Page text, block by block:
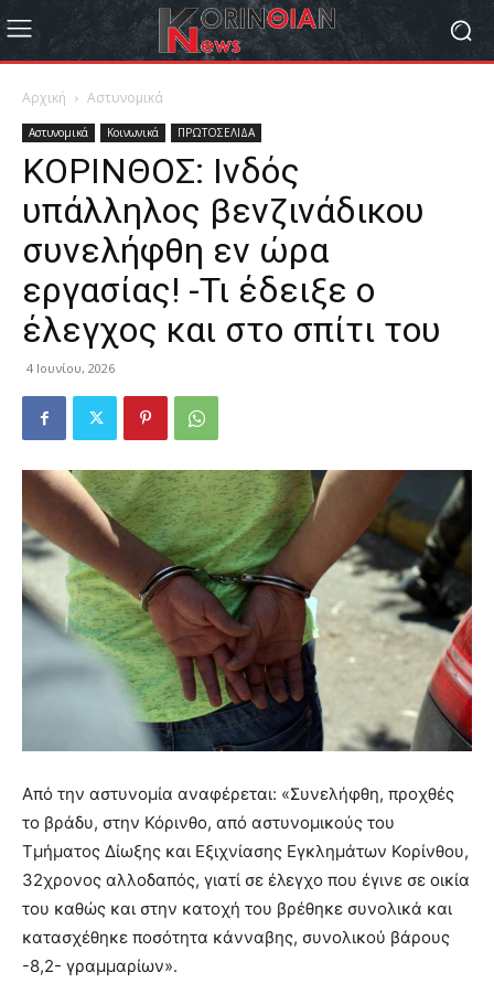
Αρχική Αστυνομικά
Αστυνομικά Κοινωνικά ΠΡΩΤΟΣΕΛΙΔΑ
ΚΟΡΙΝΘΟΣ: Ινδός
υπάλληλος βενζινάδικου
συνελήφθη εν ώρα
εργασίας! -Τι έδειξε ο
έλεγχος και στο σπίτι του
4 Ιουνίου, 2026
Από την αστυνομία αναφέρεται: «Συνελήφθη, προχθές
το βράδυ, στην Κόρινθο, από αστυνομικούς του
Τμήματος Δίωξης και Εξιχνίασης Εγκλημάτων Κορίνθου,
32χρονος αλλοδαπός, γιατί σε έλεγχο που έγινε σε οικία
του καθώς και στην κατοχή του βρέθηκε συνολικά και
κατασχέθηκε ποσότητα κάνναβης, συνολικού βάρους
-8,2- γραμμαρίων».